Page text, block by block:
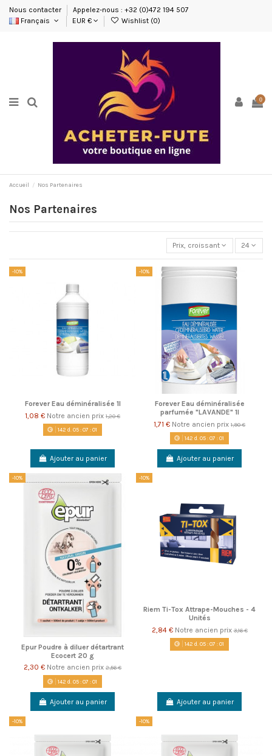
Nous contacter
Appelez-nous : +32 (0)472 194 507
Français
EUR € Wishlist (0)
0
Accueil Nos Partenaires
Nos Partenaires
Prix, croissant 24
-10%
Forever Eau déminéralisée 1l
1,08 € Notre ancien prix 1,20 €
142 d. 05:07 :00
Ajouter au panier
-10%
Forever Eau déminéralisée
parfumée "LAVANDE" 1l
1,71 € Notre ancien prix 1,90 €
142 d. 05:07 :00
Ajouter au panier
-10%
Epur Poudre à diluer détartrant
Ecocert 20 g
2,30 € Notre ancien prix 2,56 €
142 d. 05:07 :00
Ajouter au panier
-10%
Riem Ti-Tox Attrape-Mouches - 4
Unités
2,84 € Notre ancien prix3,16 €
142 d. 05:07 :00
Ajouter au panier
-10% -10%